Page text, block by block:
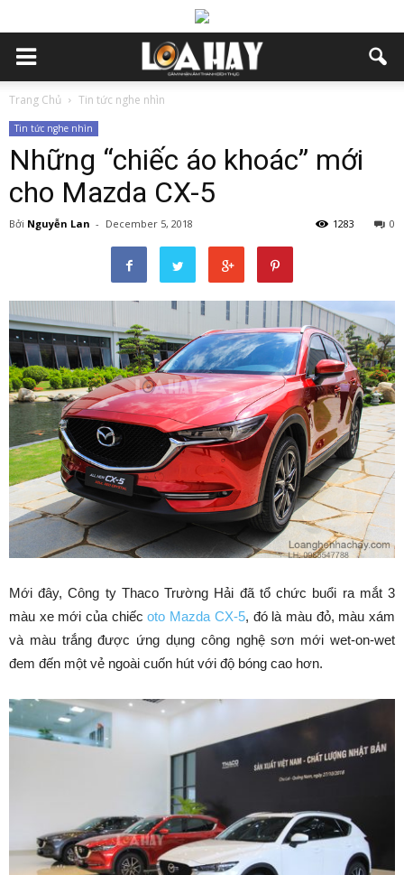
Trang Chủ Tin tức nghe nhìn
Tin tức nghe nhìn
Những “chiếc áo khoác” mới
cho Mazda CX-5
Bởi Nguyễn Lan - December 5, 2018 0
1283
Mới đây, Công ty Thaco Trường Hải đã tổ chức buổi ra mắt 3
màu xe mới của chiếcoto Mazda CX-5, đó là màu đỏ, màu xám
và màu trắng được ứng dụng công nghệ sơn mới wet-on-wet
đem đến một vẻ ngoài cuốn hút với độ bóng cao hơn.